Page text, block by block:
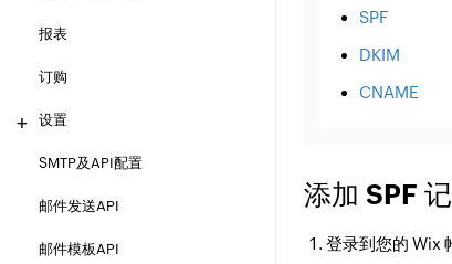
报表
订购
设置
SMTP及API配置
邮件发送API
邮件模板API
SPF
DKIM
CNAME
添加 SPF
登录到您的 Wix